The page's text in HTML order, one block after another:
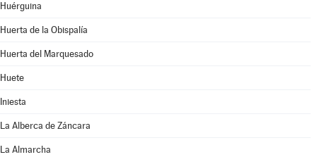
Huérguina
Huerta de la Obispalía
Huerta del Marquesado
Huete
Iniesta
La Alberca de Záncara
La Almarcha